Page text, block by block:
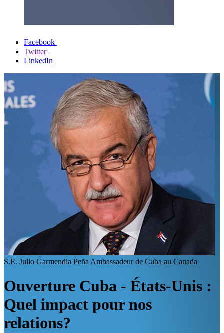
Facebook
Twitter
LinkedIn
S.E. Julio Garmendia Peña Ambassadeur de Cuba au Canada
Ouverture Cuba - États-Unis :
Quel impact pour nos
relations?